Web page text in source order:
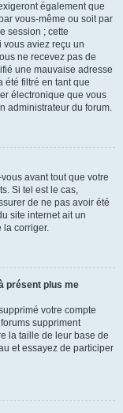
également que
vous-même ou soit par
session ; cette
vous aviez reçu un
ne recevez pas de
une mauvaise adresse
été filtré en tant que
électronique que vous
administrateur du forum.
avant tout que votre
Si tel est le cas,
de ne pas avoir été
site internet ait un
la corriger.
présent plus me
votre compte
suppriment
la taille de leur base de
et essayez de participer